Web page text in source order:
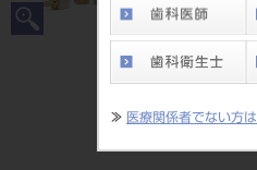
≫ 医療関係者でない方